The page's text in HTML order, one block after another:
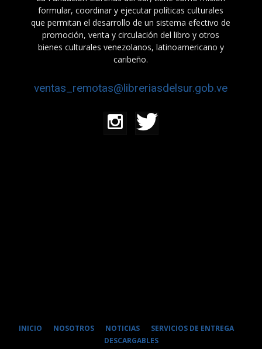
formular, coordinar y ejecutar políticas culturales
que permitan el desarrollo de un sistema efectivo de
promoción, venta y circulación del libro y otros
bienes culturales venezolanos, latinoamericano y
caribeño.
ventas_remotas@libreriasdelsur.gob.ve
INICIO NOSOTROS NOTICIAS
SERVICIOS DE ENTREGA
DESCARGABLES